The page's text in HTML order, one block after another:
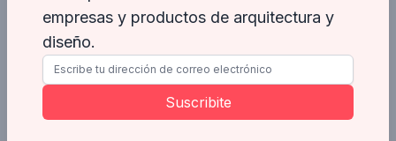
Mike Outdoor
empresas y productos de arquitectura y
diseño.
Suscribite